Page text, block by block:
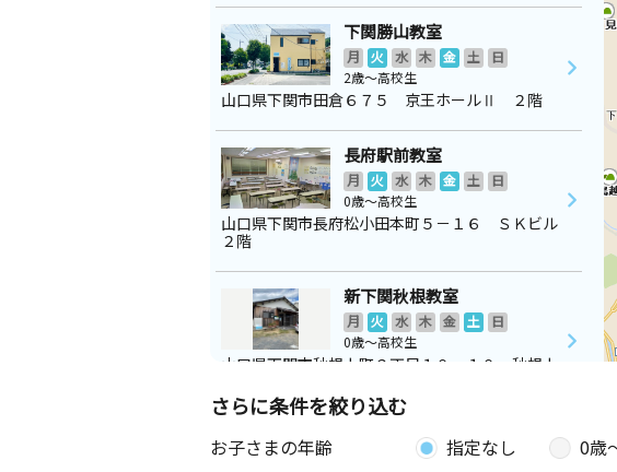
下関勝山教室
月 火 水 木 金 土
日
2歳～高校生
山口県下関市田倉６７５ 京王ホールⅡ ２階
長府駅前教室
月 火 水 木 金 土
日
0歳～高校生
山口県下関市長府松小田本町５－１６ ＳＫビル
２階
新下関秋根教室
月 火 水 木 金 土
日
0歳～高校生
山口県下関市秋根上町２丁目１０－１０ 秋根上
下関一の宮教室
木 金 土 日
さらに条件を絞り込む
お子さまの年齢 指定なし 0歳